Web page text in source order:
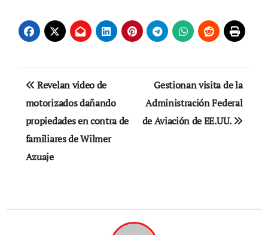
Navegación
de
entradas
Revelan video de
motorizados dañando
propiedades en contra de
familiares de Wilmer
Azuaje
Gestionan visita de la
Administración Federal
de Aviación de EE.UU.